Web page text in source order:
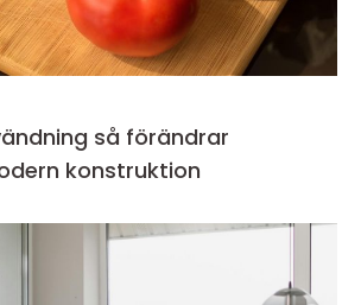
förändrar
konstruktion